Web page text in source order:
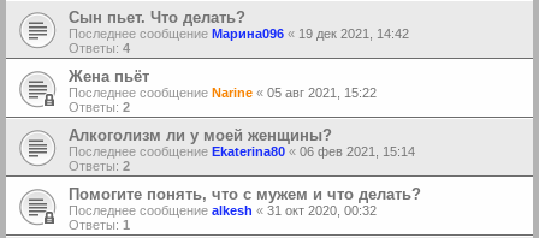
Сын пьет. Что делать?
Последнее сообщение Марина096 « 19 дек 2021, 14:42
Ответы: 4
Жена пьёт
Последнее сообщение Narine « 05 авг 2021, 15:22
Ответы: 2
Алкоголизм ли у моей женщины?
Последнее сообщение Ekaterina80 « 06 фев 2021, 15:14
Ответы: 2
Помогите понять, что с мужем и что делать?
Последнее сообщение alkesh « 31 окт 2020, 00:32
Ответы: 1